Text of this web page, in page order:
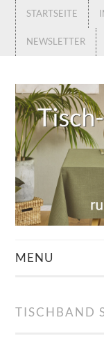
STARTSEITE
NEWSLETTER
MENU
TISCHBAND